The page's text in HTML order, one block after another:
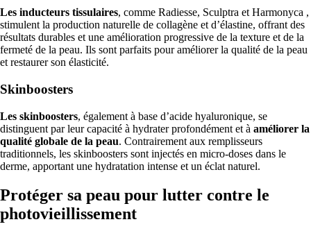
Les inducteurs tissulaires, comme Radiesse, Sculptra et Harmonyca ,
stimulent la production naturelle de collagène et d’élastine, offrant des
résultats durables et une amélioration progressive de la texture et de la
fermeté de la peau. Ils sont parfaits pour améliorer la qualité de la peau
et restaurer son élasticité.
Skinboosters
Les skinboosters, également à base d’acide hyaluronique, se
distinguent par leur capacité à hydrater profondément et à améliorer la
qualité globale de la peau. Contrairement aux remplisseurs
traditionnels, les skinboosters sont injectés en micro-doses dans le
derme, apportant une hydratation intense et un éclat naturel.
Protéger sa peau pour lutter contre le
photovieillissement